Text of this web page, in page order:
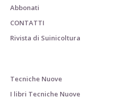
Abbonati
CONTATTI
Rivista di Suinicoltura
Tecniche Nuove
I libri Tecniche Nuove